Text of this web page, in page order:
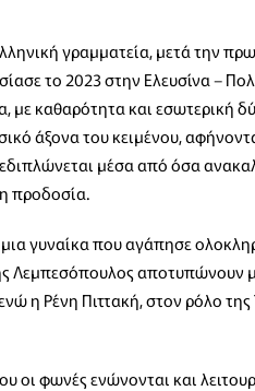
γραμματεία, μετά την
το 2023 στην Ελευσίνα –
με καθαρότητα και εσωτερική
άξονα του κειμένου,
μέσα από όσα
προδοσία.
γυναίκα που αγάπησε
Λεμπεσόπουλος αποτυπώνουν
η Ρένη Πιττακή, στον ρόλο
φωνές ενώνονται και